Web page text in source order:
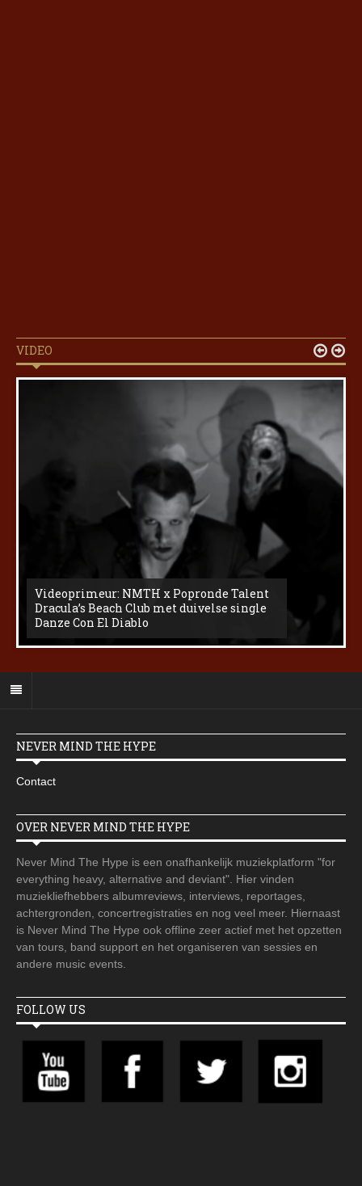
VIDEO
Videoprimeur: NMTH x Popronde Talent
Dracula’s Beach Club met duivelse single
Danze Con El Diablo
 
NEVER MIND THE HYPE
Contact
OVER NEVER MIND THE HYPE
Never Mind The Hype is een onafhankelijk muziekplatform "for
everything heavy, alternative and deviant". Hier vinden
muziekliefhebbers albumreviews, interviews, reportages,
achtergronden, concertregistraties en nog veel meer. Hiernaast
is Never Mind The Hype ook offline zeer actief met het opzetten
van tours, band support en het organiseren van sessies en
andere music events.
FOLLOW US